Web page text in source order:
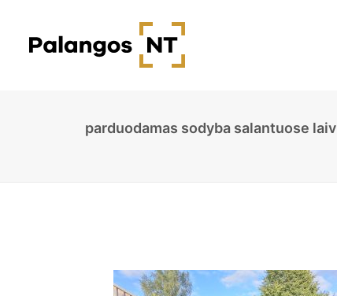
parduodamas sodyba salantuose